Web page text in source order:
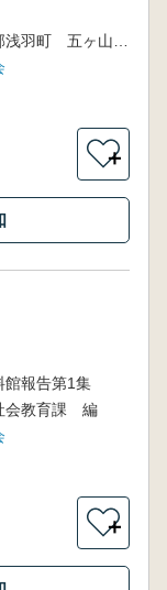
＋
館報告第1集
会教育課 編
＋